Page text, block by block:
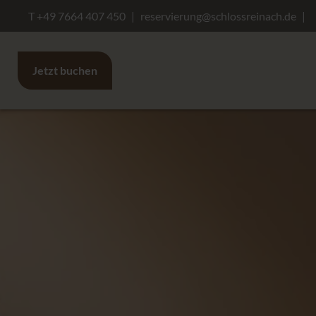
T +49 7664 407 450 reservierung@schlossreinach.de
Jetzt buchen